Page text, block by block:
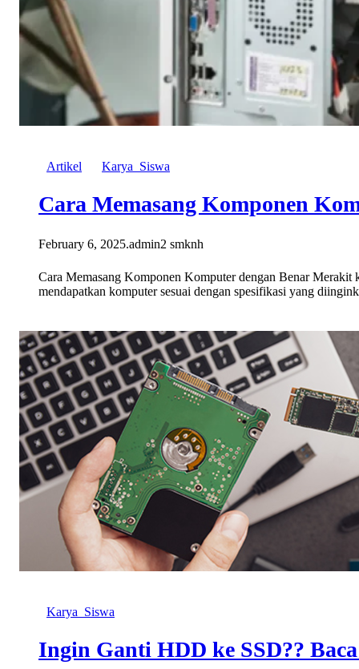
Artikel Karya_Siswa
Cara Memasang Komponen
February 6, 2025.admin2 smknh
Cara Memasang Komponen Komputer dengan Benar Merakit
mendapatkan komputer sesuai dengan spesifikasi yang
Karya_Siswa
Ingin Ganti HDD ke SSD??